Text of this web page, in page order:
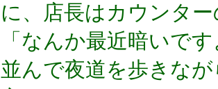
に、店長はカウンタ
「なんか最近暗いで
並んで夜道を歩きな